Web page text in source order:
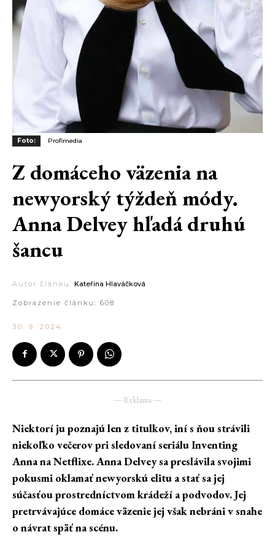
Foto: Profimedia
Z domáceho väzenia na
newyorský týždeň módy.
Anna Delvey hľadá druhú
šancu
Autor článku: Kateřina Hlaváčková
Zobrazenie článku: 608
30. 9. 2024
― Reklama ―
Niektorí ju poznajú len z titulkov, iní s ňou strávili
niekoľko večerov pri sledovaní seriálu Inventing
Anna na Netflixe. Anna Delvey sa preslávila svojimi
pokusmi oklamať newyorskú elitu a stať sa jej
súčasťou prostredníctvom krádeží a podvodov. Jej
pretrvávajúce domáce väzenie jej však nebráni v snahe
o návrat späť na scénu.